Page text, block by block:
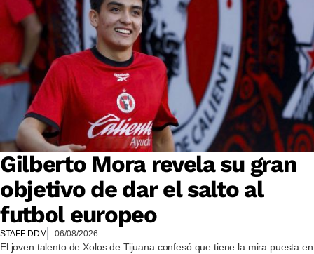
Gilberto Mora revela su gran
objetivo de dar el salto al
futbol europeo
STAFF DDM 06/08/2026
El joven talento de Xolos de Tijuana confesó que tiene la mira puesta en